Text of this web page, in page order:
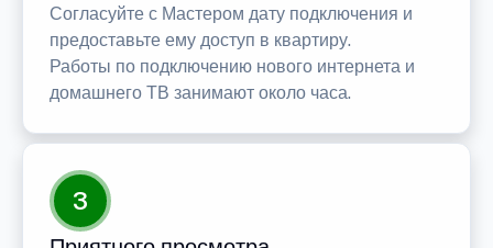
Согласуйте с Мастером дату подключения и
предоставьте ему доступ в квартиру.
Работы по подключению нового интернета и
домашнего ТВ занимают около часа.
3